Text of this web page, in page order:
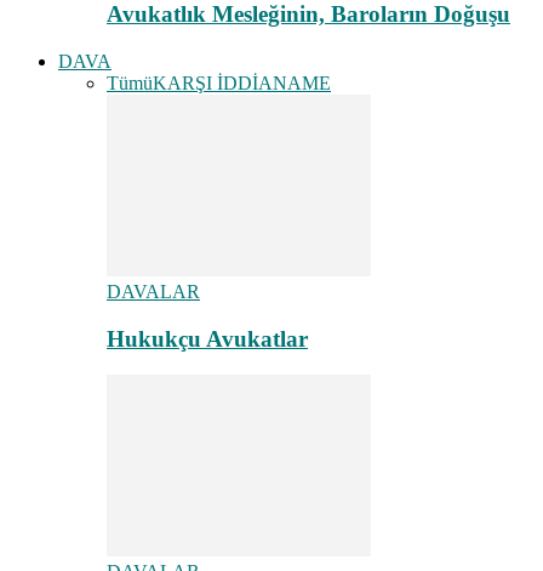
Avukatlık Mesleğinin, Baroların Doğuşu
DAVA
TümüKARŞI İDDİANAME
DAVALAR
Hukukçu Avukatlar